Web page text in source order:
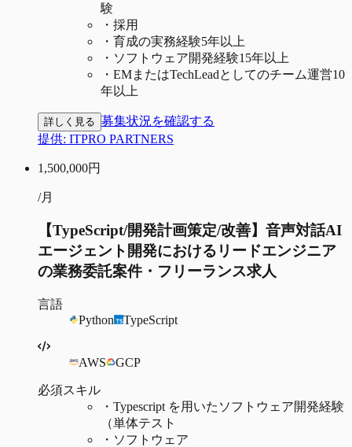
験
・ 採用
・ 育成の実務経験5年以上
・ ソフトウェア開発経験15年以上
・ EMまたはTechLeadとしてのチーム運営10
年以上
詳しく見る 募集状況を確認する
提供: ITPRO PARTNERS
1,500,000円
/月
【TypeScript/開発計画策定/改善】音声対話AI
エージェント開発におけるリードエンジニア
の業務委託案件・フリーランス求人
言語
Python
TypeScript
AWS GCP
必須スキル
・ Typescript を用いたソフトウェア開発経験
（単体テスト
・ ソフトウェア